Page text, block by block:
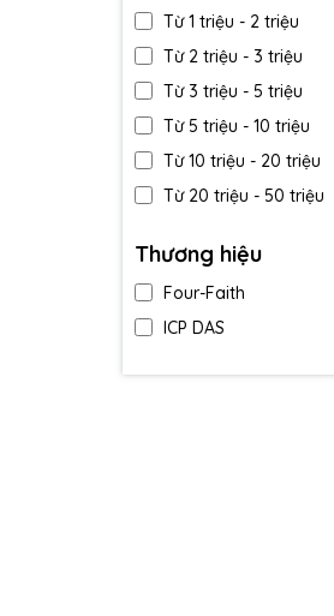
Từ 1 triệu - 2 triệu
Từ 2 triệu - 3 triệu
Từ 3 triệu - 5 triệu
Từ 5 triệu - 10 triệu
Từ 10 triệu - 20 triệu
Từ 20 triệu - 50 triệu
Thương hiệu
Four-Faith
ICP DAS